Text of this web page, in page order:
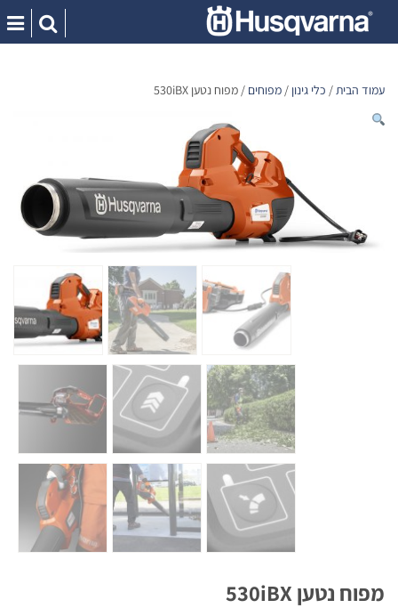
content
עמוד הבית/ כלי גינון / מפוחים / מפוח נטען 530iBX
מפוח נטען 530iBX